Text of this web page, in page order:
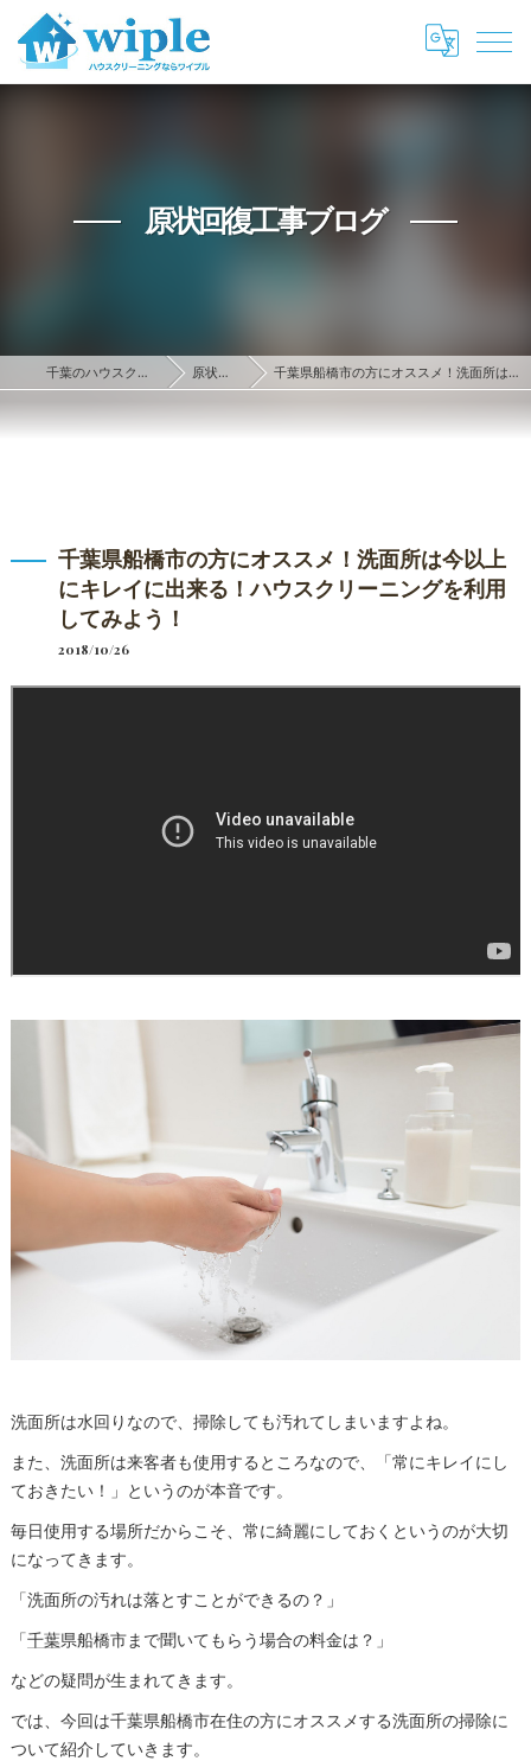
原状回復工事ブログ
千葉のハウスクリーニング・原状回復ならwiple 原状回復工事ブログ 千葉県船橋市の方にオススメ！洗面所は今以上にキレイに出来る！ハウスクリーニングを利用してみよう！
千葉県船橋市の方にオススメ！洗面所は今以上
にキレイに出来る！ハウスクリーニングを利用
してみよう！
2018/10/26
洗面所は水回りなので、掃除しても汚れてしまいますよね。
また、洗面所は来客者も使用するところなので、「常にキレイにし
ておきたい！」というのが本音です。
毎日使用する場所だからこそ、常に綺麗にしておくというのが大切
になってきます。
「洗面所の汚れは落とすことができるの？」
「千葉県船橋市まで聞いてもらう場合の料金は？」
などの疑問が生まれてきます。
では、今回は千葉県船橋市在住の方にオススメする洗面所の掃除に
ついて紹介していきます。